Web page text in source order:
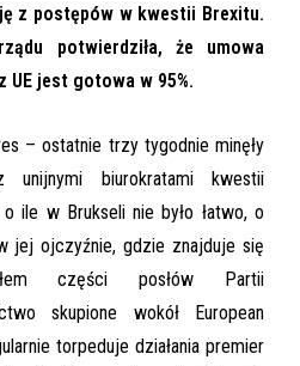
z postępów w kwestii Brexitu.
potwierdziła, że umowa
UE jest gotowa w 95%.
– ostatnie trzy tygodnie minęły
biurokratami kwestii
ile w Brukseli nie było łatwo, o
jej ojczyźnie, gdzie znajduje się
części posłów Partii
skupione wokół European
torpeduje działania premier